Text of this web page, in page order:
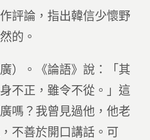
評論，指出韓信少懷野
的。
）。《論語》說：「其
不正，雖令不從。」這
嗎？我曾見過他，他老
不善於開口講話。可